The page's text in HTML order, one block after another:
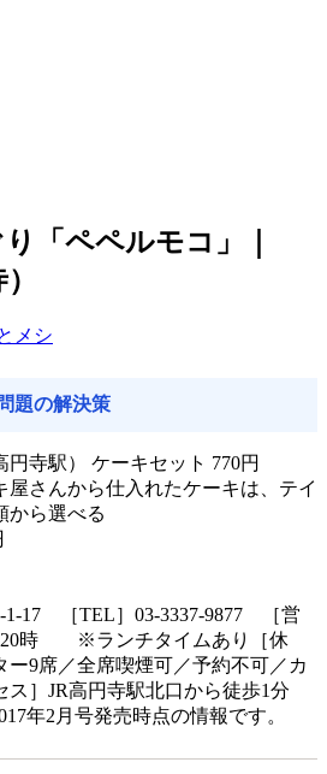
「ペペルモコ」｜
メシ
題の解決策
寺駅） ケーキセット 770円
屋さんから仕入れたケーキは、テイ
から選べる
1-17 ［TEL］03-3337-9877 ［営
20時 ※ランチタイムあり［休
9席／全席喫煙可／予約不可／カ
］JR高円寺駅北口から徒歩1分
年2月号発売時点の情報です。